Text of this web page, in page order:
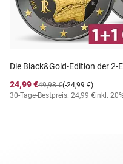
Die Black&Gold-Edition der 2-
24,99 €
(-24,99 €)
49,98 €
30-Tage-Bestpreis: 24,99 €inkl.